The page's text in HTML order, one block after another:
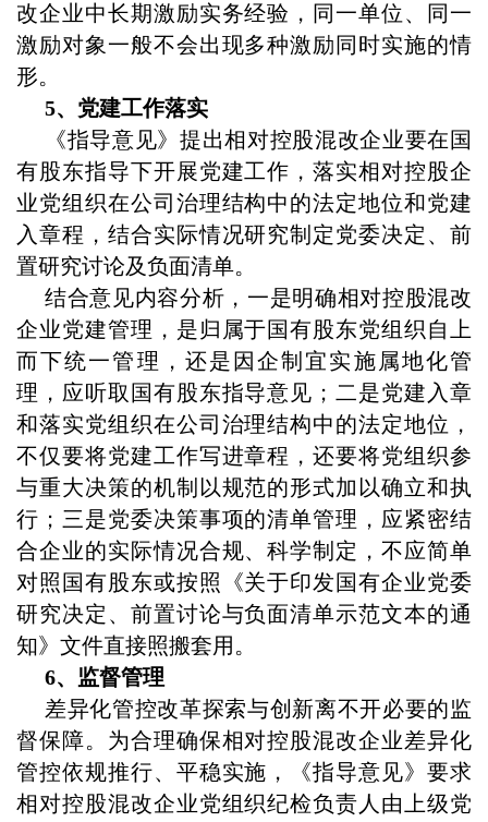
改企业中长期激励实务经验，同一单位、同一
激励对象一般不会出现多种激励同时实施的情
形。
5、党建工作落实
《指导意见》提出相对控股混改企业要在国
有股东指导下开展党建工作，落实相对控股企
业党组织在公司治理结构中的法定地位和党建
入章程，结合实际情况研究制定党委决定、前
置研究讨论及负面清单。
结合意见内容分析，一是明确相对控股混改
企业党建管理，是归属于国有股东党组织自上
而下统一管理，还是因企制宜实施属地化管
理，应听取国有股东指导意见；二是党建入章
和落实党组织在公司治理结构中的法定地位，
不仅要将党建工作写进章程，还要将党组织参
与重大决策的机制以规范的形式加以确立和执
行；三是党委决策事项的清单管理，应紧密结
合企业的实际情况合规、科学制定，不应简单
对照国有股东或按照《关于印发国有企业党委
研究决定、前置讨论与负面清单示范文本的通
知》文件直接照搬套用。
6、监督管理
差异化管控改革探索与创新离不开必要的监
督保障。为合理确保相对控股混改企业差异化
管控依规推行、平稳实施，《指导意见》要求
相对控股混改企业党组织纪检负责人由上级党